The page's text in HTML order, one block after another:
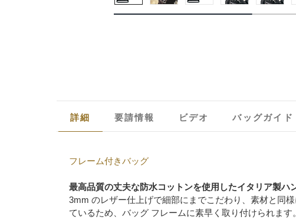
詳細 要請情報 ビデオ バッグガイド
フレーム付きバッグ
最高品質の丈夫な防水コットンを使用したイタリア製ハ
3mm のレザー仕上げで細部にまでこだわり、素材と同
ているため、バッグ フレームに素早く取り付けられま